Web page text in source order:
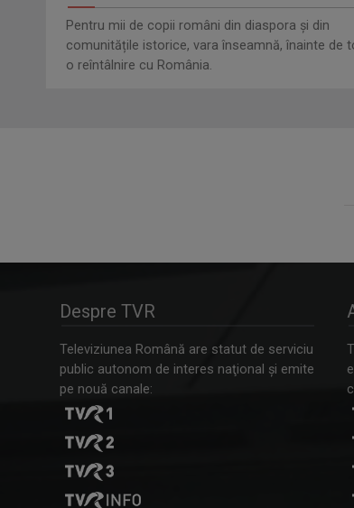
Pentru mii de copii români din diaspora și din
comunitățile istorice, vara înseamnă, înainte de
o reîntâlnire cu România.
Despre TVR
Televiziunea Română are statut de serviciu
public autonom de interes naţional şi emite
pe nouă canale: